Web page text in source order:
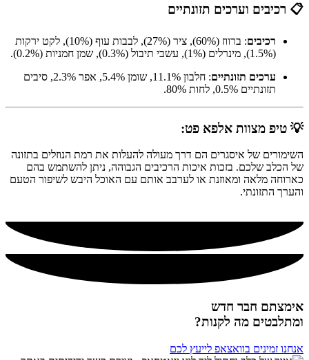
📋 רכיבים וערכים תזונתיים
רכיבים
: ברווז (60%), ציר (27%), לבבות עוף (10%), לקט ירקות
(1.5%), מינרלים (1%), עשבי תיבול (0.3%), שמן חמניות (0.2%).
ערכים תזונתיים
: חלבון 11.1%, שומן 5.4%, אפר 2.3%, סיבים
תזונתיים 0.5%, לחות 80%.
💡 טיפ מצוות אלפא פט:
השימורים של איסגרים הם דרך מעולה להעלות את רמת הנוזלים בתזונה
של הכלב שלכם. בזכות איכות הרכיבים הגבוהה, ניתן להשתמש בהם
כארוחה מלאה ומאוזנת או לערבב אותם עם האוכל היבש לשיפור הטעם
והערך התזונתי.
אימצתם חבר חדש
ומתלבטים מה לקנות?
אנחנו זמינים בוואצאפ לייעץ לכם